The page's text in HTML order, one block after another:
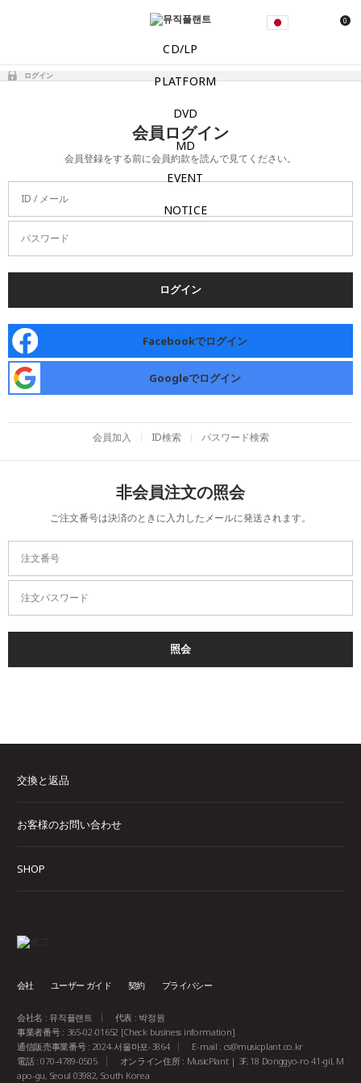
0
CD/LP
PLATFORM
DVD
MD
EVENT
NOTICE
ログイン
会員ログイン
会員登録をする前に会員約款を読んで見てください。
ID / メール
パスワード
ログイン
Facebookでログイン
Googleでログイン
会員加入 ID検索 パスワード検索
非会員注文の照会
ご注文番号は決済のときに入力したメールに発送されます。
注文番号
注文パスワード
照会
交換と返品
お客様のお問い合わせ
SHOP
会社 ユーザー ガイド 契約 プライバシー
会社名 : 뮤직플랜트
代表 : 박정원
事業者番号 : 365-02-01652 [Check business information]
通信販売事業番号 : 2024-서울마포-3864
E-mail : cs@musicplant.co.kr
電話 : 070-4789-0505
オンライン住所 : MusicPlant | 3F, 18 Donggyo-ro 41-gil, M
apo-gu, Seoul 03982, South Korea